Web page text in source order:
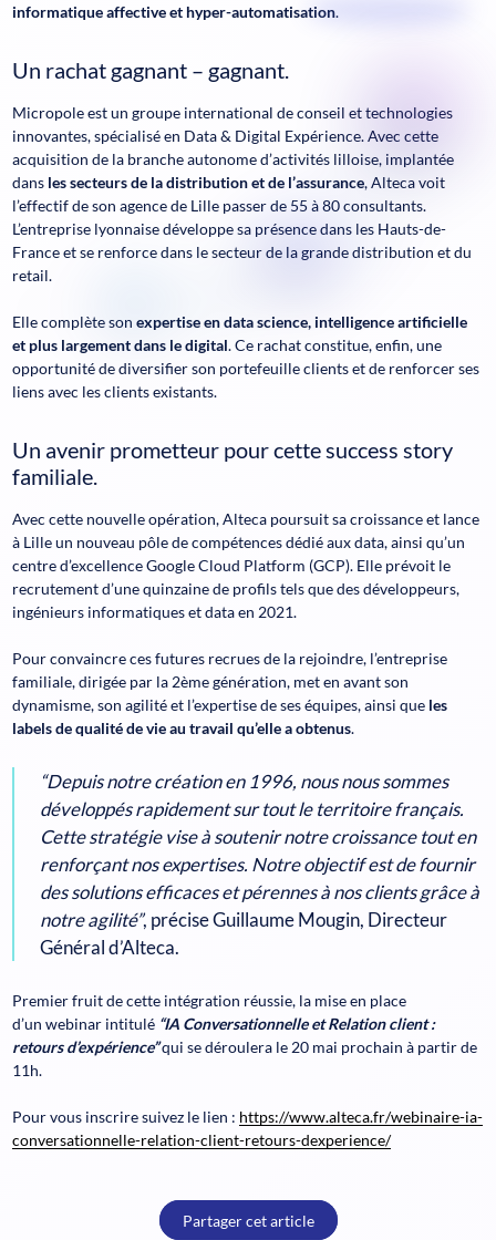
informatique affective et hyper-automatisation.
Un rachat gagnant – gagnant
Micropole est un groupe international de conseil et technologies
innovantes, spécialisé en Data & Digital Expérience. Avec cette
acquisition de la branche autonome d’activités lilloise, implantée
dans les secteurs de la distribution et de l’assurance, Alteca voit
l’effectif de son agence de Lille passer de 55 à 80 consultants.
L’entreprise lyonnaise développe sa présence dans les Hauts-de-
France et se renforce dans le secteur de la grande distribution et du
retail.
Elle complète son expertise en data science, intelligence artificielle
et plus largement dans le digital. Ce rachat constitue, enfin, une
opportunité de diversifier son portefeuille clients et de renforcer ses
liens avec les clients existants.
Un avenir prometteur pour cette success story
familiale
Avec cette nouvelle opération, Alteca poursuit sa croissance et lance
à Lille un nouveau pôle de compétences dédié aux data, ainsi qu’un
centre d’excellence Google Cloud Platform (GCP). Elle prévoit le
recrutement d’une quinzaine de profils tels que des développeurs,
ingénieurs informatiques et data en 2021.
Pour convaincre ces futures recrues de la rejoindre, l’entreprise
familiale, dirigée par la 2ème génération, met en avant son
dynamisme, son agilité et l’expertise de ses équipes, ainsi que les
labels de qualité de vie au travail qu’elle a obtenus.
“Depuis notre création en 1996, nous nous sommes
développés rapidement sur tout le territoire français.
Cette stratégie vise à soutenir notre croissance tout en
renforçant nos expertises. Notre objectif est de fournir
des solutions efficaces et pérennes à nos clients grâce à
notre agilité”, précise Guillaume Mougin, Directeur
Général d’Alteca.
Premier fruit de cette intégration réussie, la mise en place
d’un webinar intitulé “IA Conversationnelle et Relation client :
retours d’expérience”qui se déroulera le 20 mai prochain à partir de
11h.
Pour vous inscrire suivez le lien : https://www.alteca.fr/webinaire-ia-
conversationnelle-relation-client-retours-dexperience/
Partager cet article